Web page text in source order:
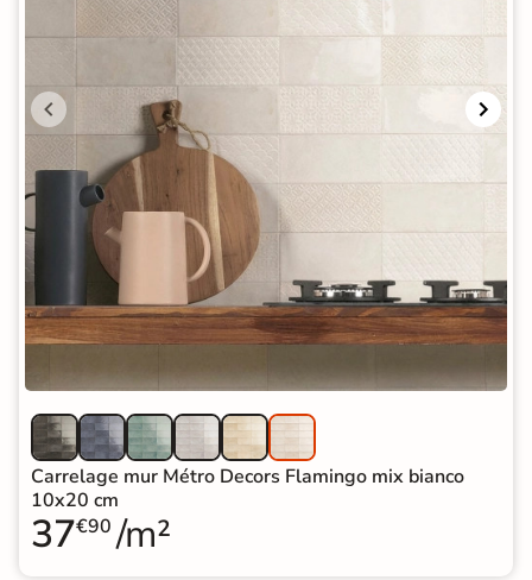
Carrelage mur Métro Decors Flamingo mix bianco
10x20 cm
37€90 /m²